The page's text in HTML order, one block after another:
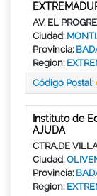
AV. EL
Ciudad:
Provincia:
Region:
Código Postal:
Instituto de
AJUDA
CTRA.DE
Ciudad:
Provincia:
Region: